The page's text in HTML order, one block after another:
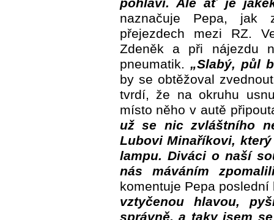
pohlaví. Ale ať je
naznačuje Pepa, jak
přejezdech mezi RZ.
Zdeněk a při nájezdu
pneumatik. „Slabý, půl
by se obtěžoval
tvrdí, že na okruhu
místo něho v autě
už se nic zvláštního
Lubovi Minaříkovi,
lampu. Diváci o naší
nás máváním
komentuje Pepa
vztyčenou hlavou,
správně, a taky jsem